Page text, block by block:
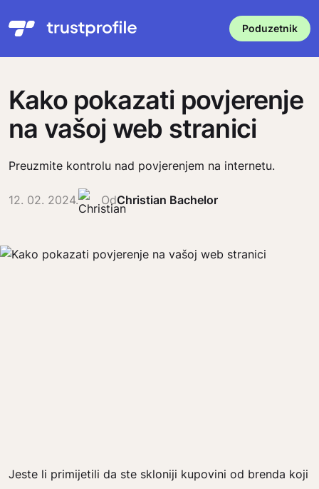
Poduzetnik
Kako pokazati povjerenje
na vašoj web stranici
Preuzmite kontrolu nad povjerenjem na internetu.
12. 02. 2024. OdChristian Bachelor
Jeste li primijetili da ste skloniji kupovini od brenda koji